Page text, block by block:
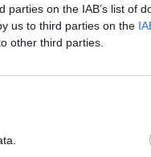
on the IAB’s list of
us to third parties on the
other third parties.
de las
Trópicos
de